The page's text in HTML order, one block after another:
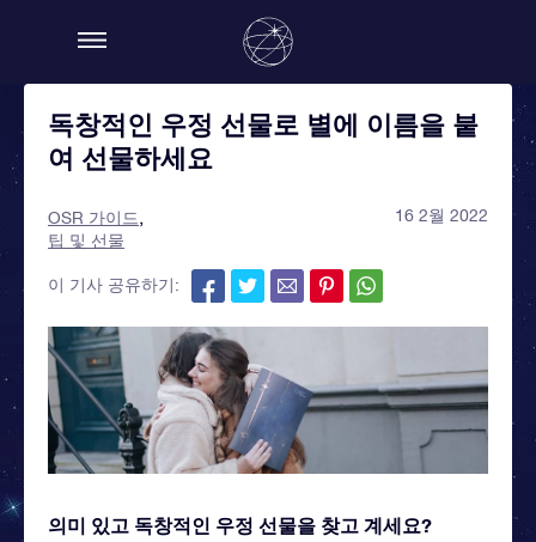
독창적인 우정 선물로 별에 이름을 붙
여 선물하세요
OSR 가이드
팁 및 선물
16 2월 2022
이 기사 공유하기:
의미 있고 독창적인 우정 선물을 찾고 계세요?